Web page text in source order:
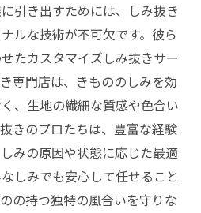
引き出すためには、しみ抜き
ルな技術が不可欠です。彼ら
たカスタマイズしみ抜きサー
専門店は、きもののしみを効
、生地の繊細な質感や色合い
きのプロたちは、豊富な経験
みの原因や状態に応じた最適
しみでも安心して任せること
の持つ独特の風合いを守りな